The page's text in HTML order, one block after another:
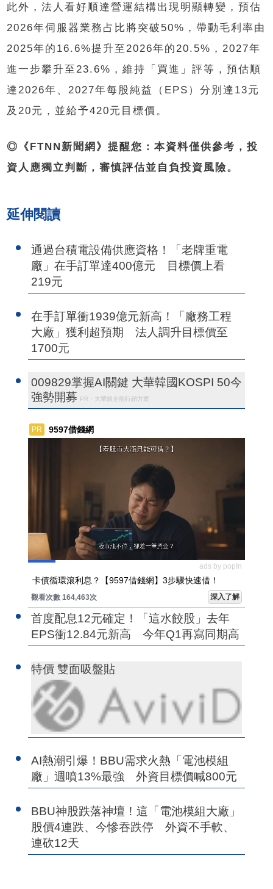
此外，法人看好順達營運結構出現明顯轉變，預估
2026年伺服器業務占比將突破50%，帶動毛利率由
2025年的16.6%提升至2026年的20.5%，2027年
進一步攀升至23.6%，維持「買進」評等，預估順
達2026年、2027年每股純益（EPS）分別達13元
及20元，並給予420元目標價。
◎《FTNN新聞網》提醒您：本資料僅供參考，投
資人應獨立判斷，審慎評估並自負投資風險。
延伸閱讀
通過台積電設備供應資格！「老牌重電
廠」在手訂單達400億元 目標價上看
219元
在手訂單衝1939億元新高！「廠務工程
大廠」獲利超預期 法人調升目標價至
1700元
009829掌握AI關鍵 大華韓國KOSPI 50今
強勢開募 PR・大華銀全能行銷方案
PR 9597借錢網
ads by popIn
卡債循環滾利息？【9597借錢網】3步驟快速借！
觀看次數 164,463次 深入了解
首度配息12元確定！「這水餃股」去年
EPS衝12.84元新高 今年Q1再寫同期高
特價 雙面吸盤貼
AI熱潮引爆！BBU需求火熱「電池模組
廠」週噴13%最強 外資目標價喊800元
BBU神股跌落神壇！這「電池模組大廠」
股價4連跌、今慘吞跌停 外資不手軟、
連砍12天